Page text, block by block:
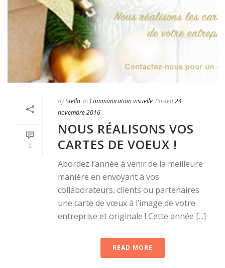
0
ByStella In Communication visuelle Posted24
novembre 2016
NOUS RÉALISONS VOS
CARTES DE VOEUX !
Abordez l’année à venir de la meilleure
manière en envoyant à vos
collaborateurs, clients ou partenaires
une carte de vœux à l’image de votre
entreprise et originale ! Cette année [...]
READ MORE